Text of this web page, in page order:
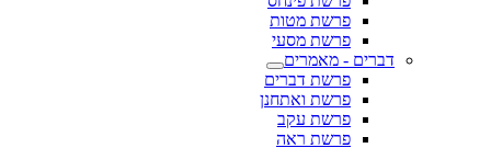
פרשת מטות
פרשת מסעי
דברים - מאמרים
פרשת דברים
פרשת ואתחנן
פרשת עקב
פרשת ראה